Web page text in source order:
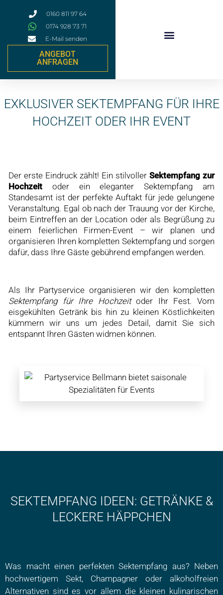
springen
0160 811 97 64
0174 928 73 71
E-Mail senden
ANGEBOT
ANFRAGEN
EXKLUSIVER SEKTEMPFANG FÜR IHRE
HOCHZEIT ODER IHR EVENT
Der erste Eindruck zählt! Ein stilvoller Sektempfang zur
Hochzeit oder ein eleganter Sektempfang am
Standesamt ist der perfekte Auftakt für jede gelungene
Veranstaltung. Egal ob nach der Trauung vor der Kirche,
beim Eintreffen an der Location oder als Begrüßung zu
einem feierlichen Firmen-Event – wir planen und
organisieren Ihren kompletten Sektempfang und sorgen
dafür, dass Ihre Gäste gebührend empfangen werden.
Als Ihr Partyservice organisieren wir den kompletten
Sektempfang für Ihre Hochzeitoder Ihr Fest. Vom
eisgekühlten Getränk bis hin zu kleinen Köstlichkeiten
kümmern wir uns um jedes Detail, damit Sie sich
entspannt Ihren Gästen widmen können.
SEKTEMPFANG IDEEN: GETRÄNKE &
LECKERE HÄPPCHEN
Was macht einen perfekten Sektempfang aus? Neben
hochwertigem Sekt, Champagner oder alkoholfreien
Alternativen sind es vor allem die kleinen kulinarischen